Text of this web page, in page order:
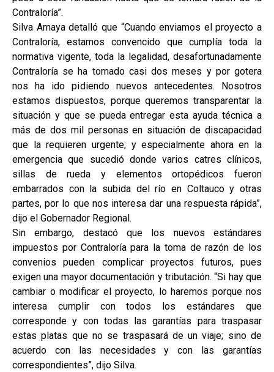
Contraloría”.
Silva Amaya detalló que “Cuando enviamos el proyecto a
Contraloría, estamos convencido que cumplía toda la
normativa vigente, toda la legalidad, desafortunadamente
Contraloría se ha tomado casi dos meses y por gotera
nos ha ido pidiendo nuevos antecedentes. Nosotros
estamos dispuestos, porque queremos transparentar la
situación y que se pueda entregar esta ayuda técnica a
más de dos mil personas en situación de discapacidad
que la requieren urgente; y especialmente ahora en la
emergencia que sucedió donde varios catres clínicos,
sillas de rueda y elementos ortopédicos fueron
embarrados con la subida del río en Coltauco y otras
partes, por lo que nos interesa dar una respuesta rápida”,
dijo el Gobernador Regional.
Sin embargo, destacó que los nuevos estándares
impuestos por Contraloría para la toma de razón de los
convenios pueden complicar proyectos futuros, pues
exigen una mayor documentación y tributación. “Si hay que
cambiar o modificar el proyecto, lo haremos porque nos
interesa cumplir con todos los estándares que
corresponde y con todas las garantías para traspasar
estas platas que no se traspasará de un viaje; sino de
acuerdo con las necesidades y con las garantías
correspondientes”, dijo Silva.